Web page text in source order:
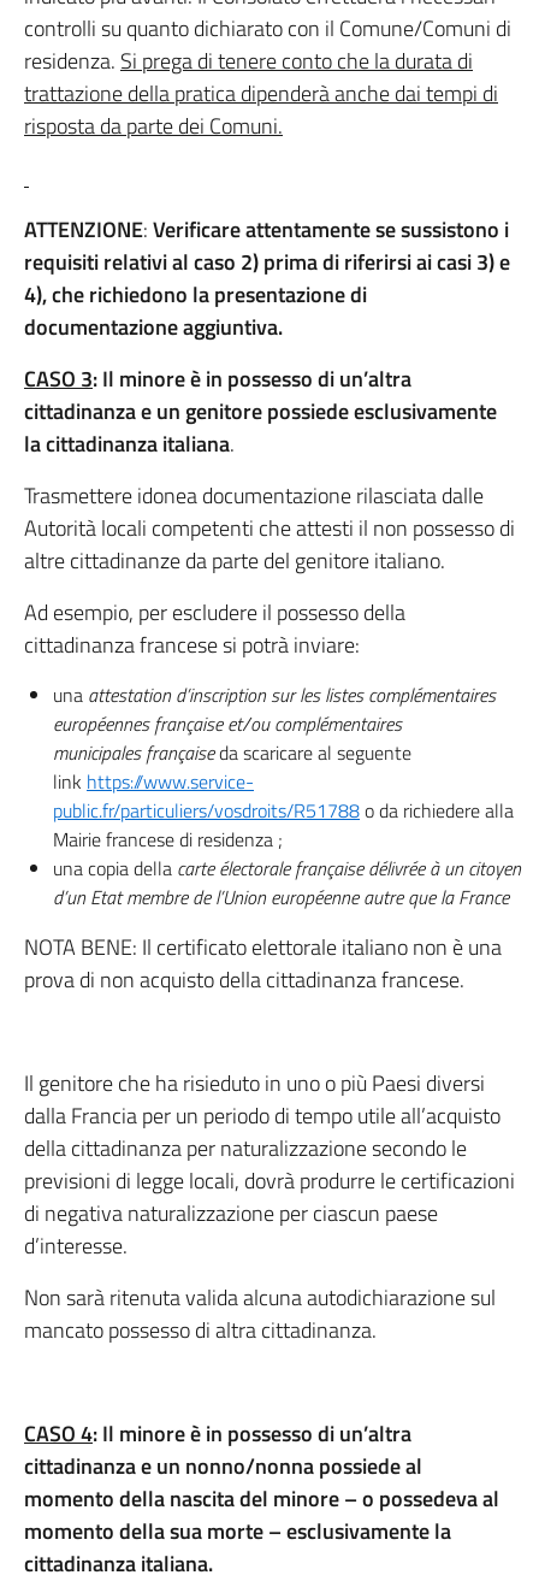
controlli su quanto dichiarato con il Comune/Comuni di
residenza. Si prega di tenere conto che la durata di
trattazione della pratica dipenderà anche dai tempi di
risposta da parte dei Comuni.
ATTENZIONE:Verificare attentamente se sussistono i
requisiti relativi al caso 2) prima di riferirsi ai casi 3) e
4), che richiedono la presentazione di
documentazione aggiuntiva.
CASO 3: Il minoreè in possesso di un’altra
cittadinanzae un genitore possiede esclusivamente
la cittadinanza italiana.
Trasmettere idonea documentazione rilasciata dalle
Autorità locali competenti che attesti il non possesso di
altre cittadinanze da parte del genitore italiano.
Ad esempio, per escludere il possesso della
cittadinanza francese si potrà inviare:
una attestation d’inscription sur les listes complémentaires
européennes française et/ou complémentaires
municipales françaiseda scaricare al seguente
link https://www.service-
public.fr/particuliers/vosdroits/R51788o da richiedere alla
Mairie francese di residenza ;
una copia della carte électorale française délivrée à un citoyen
d’un Etat membre de l’Union européenne autre que la France
NOTA BENE: Il certificato elettorale italiano non è una
prova di non acquisto della cittadinanza francese.
Il genitore che ha risieduto in uno o più Paesi diversi
dalla Francia per un periodo di tempo utile all’acquisto
della cittadinanza per naturalizzazione secondo le
previsioni di legge locali, dovrà produrre le certificazioni
di negativa naturalizzazione per ciascun paese
d’interesse.
Non sarà ritenuta valida alcuna autodichiarazione sul
mancato possesso di altra cittadinanza.
CASO 4: Il minoreè in possesso di un’altra
cittadinanzae un nonno/nonna possiede al
momento della nascita del minore – o possedeva al
momento della sua morte – esclusivamente la
cittadinanza italiana.